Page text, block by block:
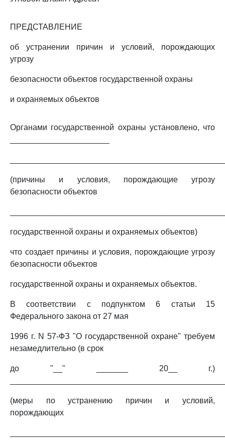
ПРЕДСТАВЛЕНИЕ
об устранении причин и условий, порождающих
угрозу
безопасности объектов государственной охраны
и охраняемых объектов
Органами государственной охраны установлено, что
(причины и условия, порождающие угрозу
безопасности объектов
государственной охраны и охраняемых объектов)
что создает причины и условия, порождающие угрозу
безопасности объектов
государственной охраны и охраняемых объектов.
В соответствии с подпунктом 6 статьи 15
Федерального закона от 27 мая
1996 г. N 57-ФЗ "О государственной охране" требуем
незамедлительно (в срок
до "__" _______ 20__ г.)
(меры по устранению причин и условий,
порождающих